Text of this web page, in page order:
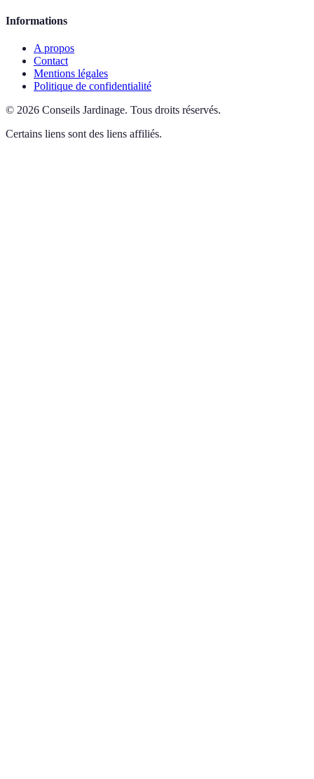
Informations
A propos
Contact
Mentions légales
Politique de confidentialité
© 2026 Conseils Jardinage. Tous droits réservés.
Certains liens sont des liens affiliés.